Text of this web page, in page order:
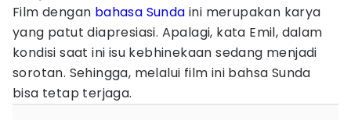
Film dengan bahasa Sunda ini merupakan karya
yang patut diapresiasi. Apalagi, kata Emil, dalam
kondisi saat ini isu kebhinekaan sedang menjadi
sorotan. Sehingga, melalui film ini bahsa Sunda
bisa tetap terjaga.